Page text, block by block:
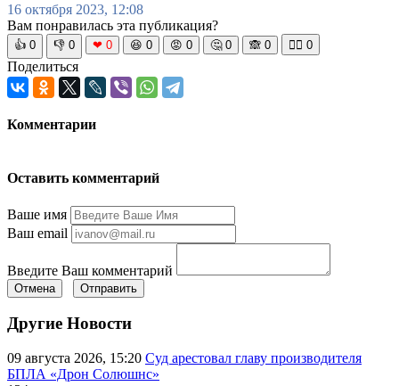
16 октября 2023, 12:08
Вам понравилась эта публикация?
👍 0 👎 0 ❤ 0 😆 0 😡 0 🤔 0 🙈 0 🧘‍♀️ 0
Поделиться
Комментарии
Оставить комментарий
Ваше имя
Ваш email
Введите Ваш комментарий
Отмена Отправить
Другие Новости
09 августа 2026, 15:20 Суд арестовал главу производителя
БПЛА «Дрон Солюшнс»